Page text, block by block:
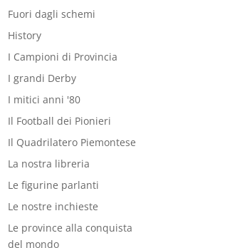
Fuori dagli schemi
History
I Campioni di Provincia
I grandi Derby
I mitici anni '80
Il Football dei Pionieri
Il Quadrilatero Piemontese
La nostra libreria
Le figurine parlanti
Le nostre inchieste
Le province alla conquista
del mondo